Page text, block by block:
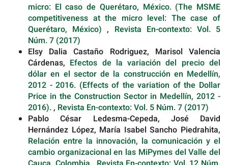
micro: El caso de Querétaro, México. (The MSME
competitiveness at the micro level: The case of
Querétaro, México), Revista En-contexto: Vol. 5
Núm. 7 (2017)
Elsy Dalia Castaño Rodriguez, Marisol Valencia
Cárdenas, Efectos de la variación del precio del
dólar en el sector de la construcción en Medellín,
2012 - 2016. (Effects of the variation of the Dollar
Price in the Construction Sector in Medellín, 2012 -
2016)., Revista En-contexto: Vol. 5 Núm. 7 (2017)
Pablo César Ledesma-Cepeda, José David
Hernández López, María Isabel Sancho Piedrahita,
Relación entre la innovación, la comunicación y el
cambio organizacional en las MiPymes del Valle del